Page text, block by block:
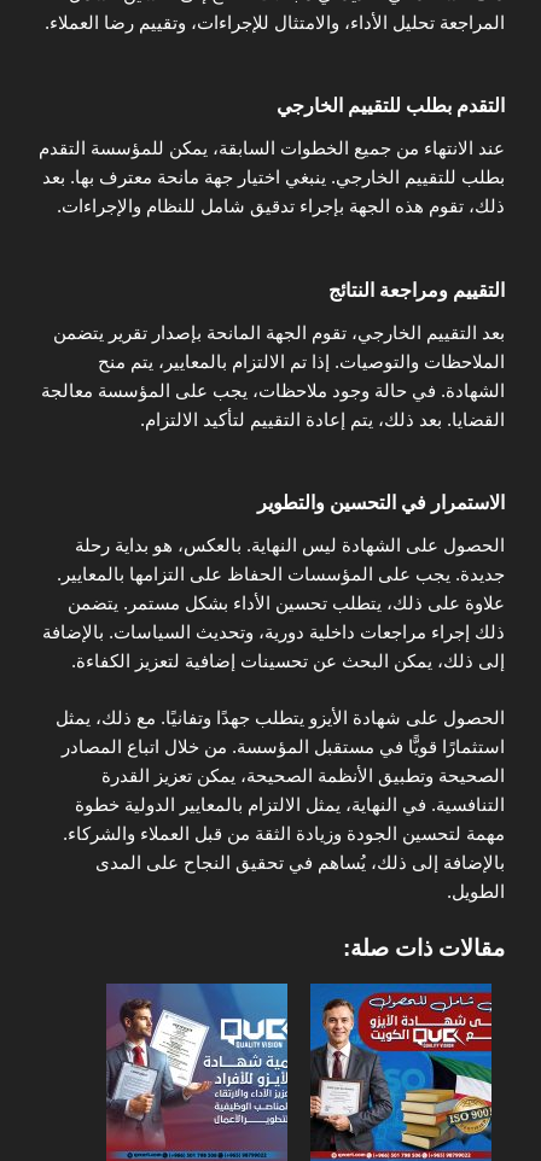
المراجعة تحليل الأداء، والامتثال للإجراءات، وتقييم رضا العملاء.
التقدم بطلب للتقييم الخارجي
عند الانتهاء من جميع الخطوات السابقة، يمكن للمؤسسة التقدم
بطلب للتقييم الخارجي. ينبغي اختيار جهة مانحة معترف بها. بعد
ذلك، تقوم هذه الجهة بإجراء تدقيق شامل للنظام والإجراءات.
التقييم ومراجعة النتائج
بعد التقييم الخارجي، تقوم الجهة المانحة بإصدار تقرير يتضمن
الملاحظات والتوصيات. إذا تم الالتزام بالمعايير، يتم منح
الشهادة. في حالة وجود ملاحظات، يجب على المؤسسة معالجة
القضايا. بعد ذلك، يتم إعادة التقييم لتأكيد الالتزام.
الاستمرار في التحسين والتطوير
الحصول على الشهادة ليس النهاية. بالعكس، هو بداية رحلة
جديدة. يجب على المؤسسات الحفاظ على التزامها بالمعايير.
علاوة على ذلك، يتطلب تحسين الأداء بشكل مستمر. يتضمن
ذلك إجراء مراجعات داخلية دورية، وتحديث السياسات. بالإضافة
إلى ذلك، يمكن البحث عن تحسينات إضافية لتعزيز الكفاءة.
الحصول على شهادة الأيزو يتطلب جهدًا وتفانيًا. مع ذلك، يمثل
استثمارًا قويًّا في مستقبل المؤسسة. من خلال اتباع المصادر
الصحيحة وتطبيق الأنظمة الصحيحة، يمكن تعزيز القدرة
التنافسية. في النهاية، يمثل الالتزام بالمعايير الدولية خطوة
مهمة لتحسين الجودة وزيادة الثقة من قبل العملاء والشركاء.
بالإضافة إلى ذلك، يُساهم في تحقيق النجاح على المدى
الطويل.
مقالات ذات صلة: